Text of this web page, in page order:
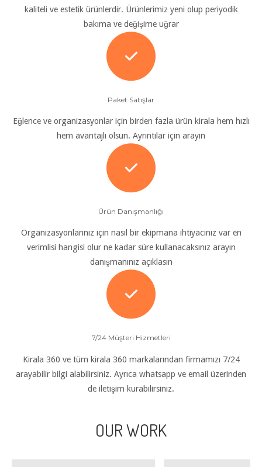
kaliteli ve estetik ürünlerdir. Ürünlerimiz yeni olup periyodik
bakıma ve değişime uğrar
Paket Satışlar
Eğlence ve organizasyonlar için birden fazla ürün kirala hem hızlı
hem avantajlı olsun. Ayrıntılar için arayın
Ürün Danışmanlığı
Organizasyonlarınız için nasıl bir ekipmana ihtiyacınız var en
verimlisi hangisi olur ne kadar süre kullanacaksınız arayın
danışmanınız açıklasın
7/24 Müşteri Hizmetleri
Kirala 360 ve tüm kirala 360 markalarından firmamızı 7/24
arayabilir bilgi alabilirsiniz. Ayrıca whatsapp ve email üzerinden
de iletişim kurabilirsiniz.
OUR WORK